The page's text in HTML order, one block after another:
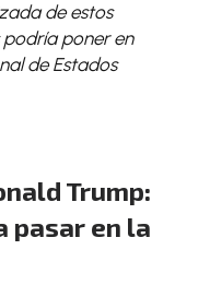
de estos
poner en
de Estados
Trump:
pasar en la